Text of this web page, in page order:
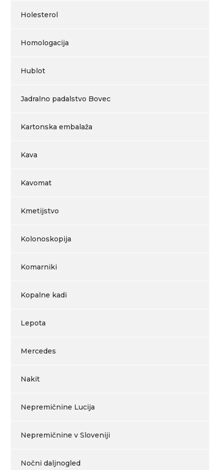
Holesterol
Homologacija
Hublot
Jadralno padalstvo Bovec
Kartonska embalaža
Kava
Kavomat
Kmetijstvo
Kolonoskopija
Komarniki
Kopalne kadi
Lepota
Mercedes
Nakit
Nepremičnine Lucija
Nepremičnine v Sloveniji
Nočni daljnogled